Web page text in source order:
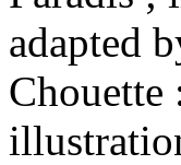
adapted